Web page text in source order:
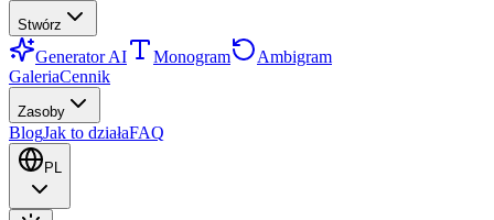
Stwórz
Generator AI Monogram
Ambigram
GaleriaCennik
Zasoby
BlogJak to działaFAQ
PL